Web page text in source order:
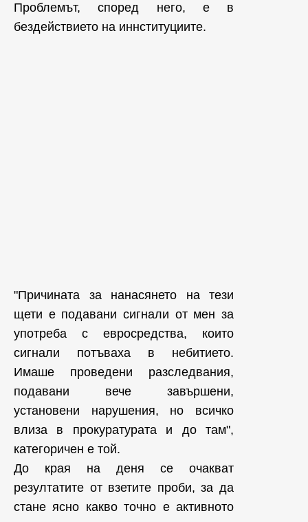
Проблемът, според него, е в
бездействието на иннституциите.
"Причината за нанасянето на тези
щети е подавани сигнали от мен за
употреба с евросредства, които
сигнали потъваха в небитието.
Имаше проведени разследвания,
подавани вече завършени,
установени нарушения, но всичко
влиза в прокуратурата и до там",
категоричен е той.
До края на деня се очакват
резултатите от взетите проби, за да
стане ясно какво точно е активното